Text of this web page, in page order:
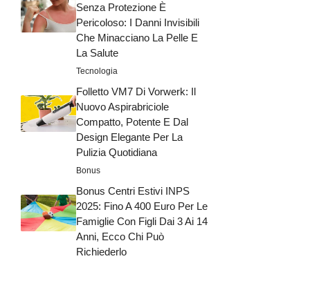
Senza Protezione È
Pericoloso: I Danni Invisibili
Che Minacciano La Pelle E
La Salute
Tecnologia
Folletto VM7 Di Vorwerk: Il
Nuovo Aspirabriciole
Compatto, Potente E Dal
Design Elegante Per La
Pulizia Quotidiana
Bonus
Bonus Centri Estivi INPS
2025: Fino A 400 Euro Per Le
Famiglie Con Figli Dai 3 Ai 14
Anni, Ecco Chi Può
Richiederlo